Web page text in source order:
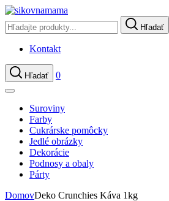
Hľadať
Kontakt
Hľadať 0
Suroviny
Farby
Cukrárske pomôcky
Jedlé obrázky
Dekorácie
Podnosy a obaly
Párty
DomovDeko Crunchies Káva 1kg